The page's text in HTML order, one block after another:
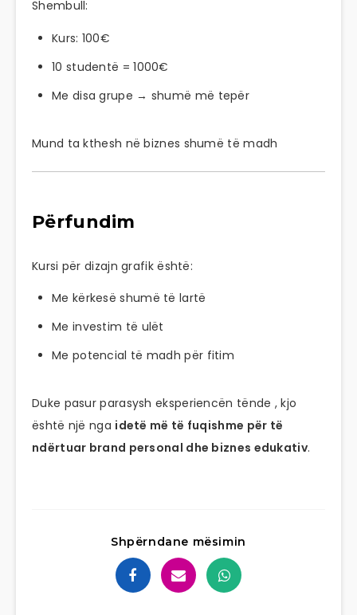
Shembull:
Kurs: 100€
10 studentë = 1000€
Me disa grupe → shumë më tepër
Mund ta kthesh në biznes shumë të madh
Përfundim
Kursi për dizajn grafik është:
Me kërkesë shumë të lartë
Me investim të ulët
Me potencial të madh për fitim
Duke pasur parasysh eksperiencën tënde , kjo
është një nga idetë më të fuqishme për të
ndërtuar brand personal dhe biznes edukativ.
Shpërndane mësimin